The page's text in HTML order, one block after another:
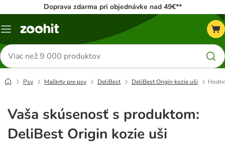
Doprava zdarma pri objednávke nad 49€**
Kategórie
Hľadať
produkty
Psy Maškrty pre psy DeliBest DeliBest Origin kozie uši
Vaša skúsenosť s produktom:
DeliBest Origin kozie uši